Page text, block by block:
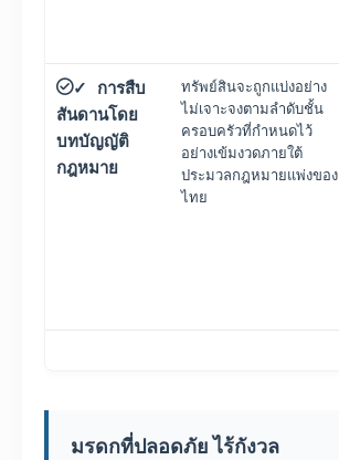
✓
การสืบ
สันดานโดย
บทบัญญัติ
กฎหมาย
ทรัพย์สินจะถูกแบ่งอย่าง
ไม่เจาะจงตามลำดับชั้น
ครอบครัวที่กำหนดไว้
อย่างเข้มงวดภายใต้
ประมวลกฎหมายแพ่งของ
ไทย
มรดกที่ปลอดภัย ไร้กังวล